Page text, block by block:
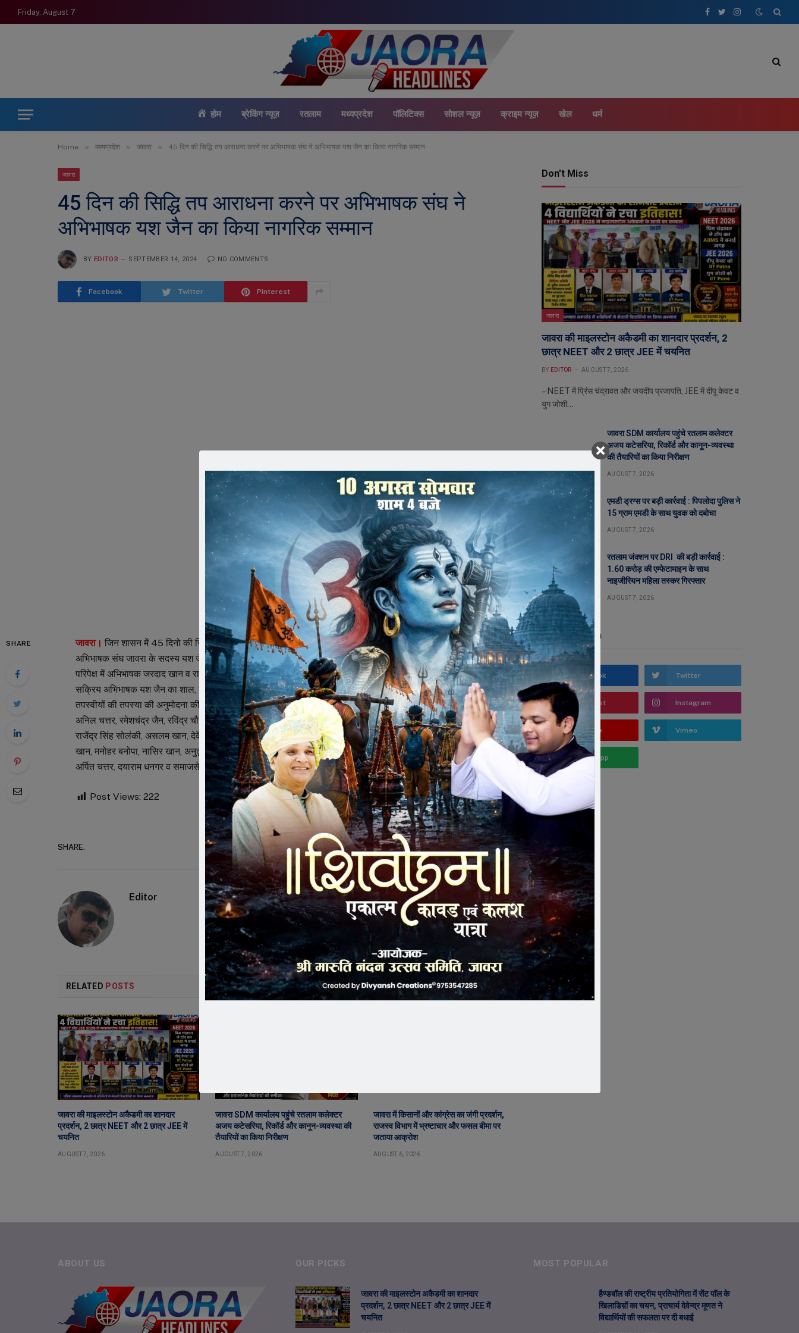
Friday, August 7
Facebook
TwitterInstagram
होम ब्रेकिंग न्यूज़ रतलाम मध्यप्रदेश पॉलिटिक्स सोशल न्यूज़ क्राइम न्यूज़ खेल धर्म
Home » मध्यप्रदेश » जावरा » 45 दिन की सिद्धि तप आराधना करने पर अभिभाषक संघ ने अभिभाषक यश जैन का किया नागरिक सम्मान
जावरा
45 दिन की सिद्धि तप आराधना करने पर अभिभाषक संघ ने
अभिभाषक यश जैन का किया नागरिक सम्मान
BY EDITOR SEPTEMBER 14, 2024 NO COMMENTS
Facebook Twitter Pinterest
SHARE जावरा। जिन शासन में 45 दिनो की सिद्धि तप आराधना का काफी महत्व है पर्युषण महापर्व के अंतर्गत जैन समाज के तपस्वियों में
अभिभाषक संघ जावरा के सदस्य यश जैन एडवोकेट ने सिद्धि तप कर अभिभाषक संघ जावरा का गौरव एवं सम्मान बढ़ाया । इसी
परिपेक्ष में अभिभाषक जरदाद खान व राहुल पहाडिय़ा के जावरा कोर्ट प्रांगण स्थित कार्यालय पर लायंस क्लब जावरा के सचिव एवं
सक्रिय अभिभाषक यश जैन का शाल, श्रीफल व पुष्पमाला पहनाकर से उपस्थित अभिभाषक करने सम्मान कर जैन समाज के समस्त
तपस्वीयों की तपस्या की अनुमोदना की गई। इस अवसर पर वरिष्ठ अधिवक्ता प्रकाश मेहरा, विनय सिह श्रीमाल, राजेश खारीवाल,
अनिल चत्तर, रमेशचंद्र जैन, रविंद्र चौधरी, एसपी सोनी उम्मेद पगारिया कमरुद्दीन बोहरा समरथ साहु, शफाअत रसूल,सजी वर्गीस,
राजेंद्र सिंह सोलंकी, असलम खान, देवेंद्र चौहान, हेमंत भट्ट ,राजेश परमार ,अंकित जैन, जीवन प्रजापत, अब्दुल हकीम खान, राशिद
खान, मनोहर बनोपा, नासिर खान, अनुकूल क्षोत्रिय, वाहिद मंसूरी , विनोद साहू, दीपाली कुमावत, आशीष चोपड़ा, नरेंद्र सिंह चौहान,
अर्पित चत्तर, दयाराम धनगर व समाजसेवी बसंतीलाल चपड़ोद आदि अधिवक्ता उपस्थित रहे।
Post Views: 222
SHARE.
Facebook Twitter Pinterest LinkedIn Tumblr Telegram Email
Editor
RELATED POSTS
जावरा की माइलस्टोन अकैडमी का शानदार
प्रदर्शन, 2 छात्र NEET और 2 छात्र JEE में
चयनित
AUGUST 7, 2026
जावरा SDM कार्यालय पहुंचे रतलाम कलेक्टर
अजय कटेसरिया, रिकॉर्ड और कानून-व्यवस्था की
तैयारियों का किया निरीक्षण
AUGUST 7, 2026
जावरा में किसानों और कांग्रेस का जंगी प्रदर्शन,
राजस्व विभाग में भ्रष्टाचार और फसल बीमा पर
जताया आक्रोश
AUGUST 6, 2026
Don't Miss
जावरा
जावरा की माइलस्टोन अकैडमी का शानदार प्रदर्शन, 2
छात्र NEET और 2 छात्र JEE में चयनित
BY EDITOR AUGUST 7, 2026
– NEET में प्रिंस चंद्रावत और जयदीप प्रजापति, JEE में दीपू केवट व
युग जोशी…
जावरा SDM कार्यालय पहुंचे रतलाम कलेक्टर
अजय कटेसरिया, रिकॉर्ड और कानून-व्यवस्था
की तैयारियों का किया निरीक्षण
AUGUST 7, 2026
एमडी ड्रग्स पर बड़ी कार्रवाई : पिपलोदा पुलिस ने
15 ग्राम एमडी के साथ युवक को दबोचा
AUGUST 7, 2026
रतलाम जंक्शन पर DRI की बड़ी कार्रवाई :
1.60 करोड़ की एम्फेटामाइन के साथ
नाइजीरियन महिला तस्कर गिरफ्तार
AUGUST 7, 2026
Stay In Touch
Facebook Twitter
Pinterest Instagram
YouTube Vimeo
WhatsApp
ABOUT US OUR PICKS
जावरा की माइलस्टोन अकैडमी का शानदार
प्रदर्शन, 2 छात्र NEET और 2 छात्र JEE में
चयनित
MOST POPULAR
हैण्डबॉल की राष्ट्रीय प्रतियोगिता में सेंट पॉल के
खिलाडिय़ों का चयन, प्राचार्य देवेन्द्र मूणत ने
विद्यार्थियों की सफलता पर दी बधाई